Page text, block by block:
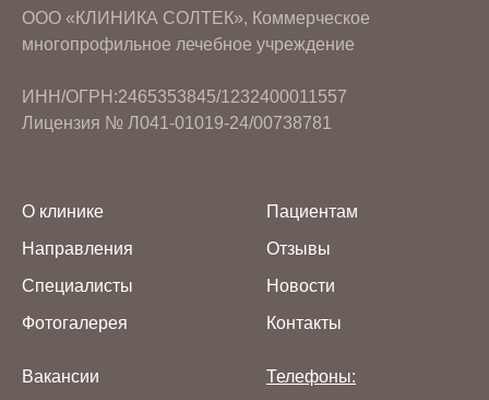
ООО «КЛИНИКА СОЛТЕК», Коммерческое
многопрофильное лечебное учреждение
ИНН/ОГРН:2465353845/1232400011557
Лицензия № Л041-01019-24/00738781
О клинике
Направления
Специалисты
Фотогалерея
Пациентам
Отзывы
Новости
Контакты
Вакансии
Телефоны: